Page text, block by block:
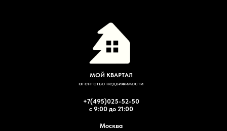
МОЙ КВАРТАЛ
агентство недвижимости
+7(495)025-52-50
с 9:00 до 21:00
Москва